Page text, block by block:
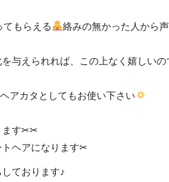
もらえる
絡みの無かった人から
与えられれば、この上なく嬉しいの
アカタとしてもお使い下さい
ます✂︎✂︎
トヘアになります✂︎
ております♪